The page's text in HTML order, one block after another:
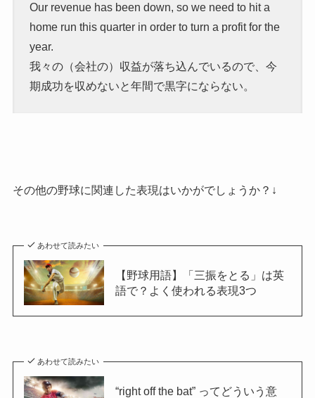
Our revenue has been down, so we need to hit a
home run this quarter in order to turn a profit for the
year.
我々の（会社の）収益が落ち込んでいるので、今
期成功を収めないと年間で黒字にならない。
その他の野球に関連した表現はいかがでしょうか？↓
あわせて読みたい
【野球用語】「三振をとる」は英
語で？よく使われる表現3つ
あわせて読みたい
“right off the bat” ってどういう意